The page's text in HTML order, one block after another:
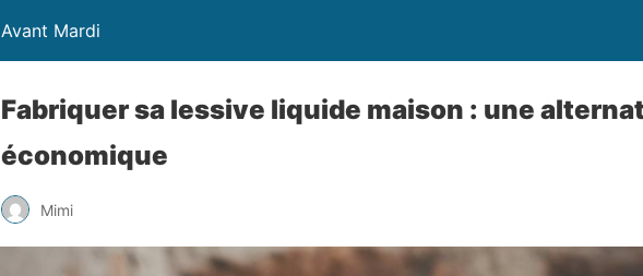
Avant Mardi
Fabriquer sa lessive liquide maison : une
économique
Mimi